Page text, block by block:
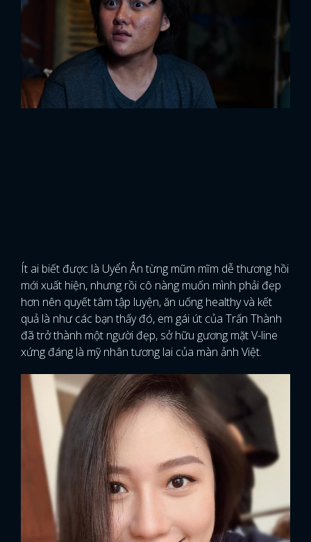
Ít ai biết được là Uyển Ân từng mũm mĩm dễ thương hồi
mới xuất hiện, nhưng rồi cô nàng muốn mình phải đẹp
hơn nên quyết tâm tập luyện, ăn uống healthy và kết
quả là như các bạn thấy đó, em gái út của Trấn Thành
đã trở thành một người đẹp, sở hữu gương mặt V-line
xứng đáng là mỹ nhân tương lai của màn ảnh Việt.